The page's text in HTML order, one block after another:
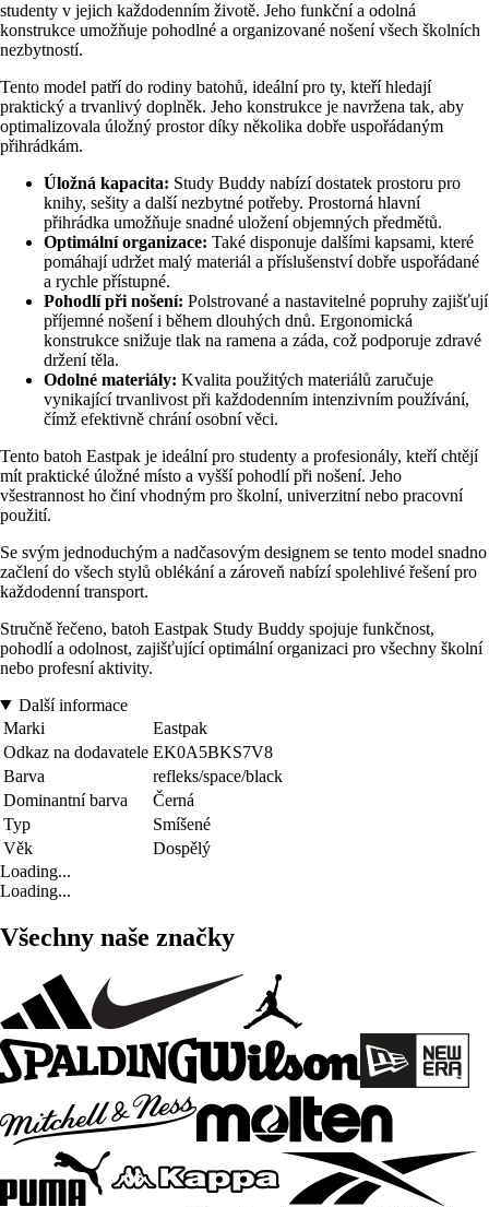
studenty v jejich každodenním životě. Jeho funkční a odolná
konstrukce umožňuje pohodlné a organizované nošení všech školních
nezbytností.
Tento model patří do rodiny batohů, ideální pro ty, kteří hledají
praktický a trvanlivý doplněk. Jeho konstrukce je navržena tak, aby
optimalizovala úložný prostor díky několika dobře uspořádaným
přihrádkám.
Úložná kapacita: Study Buddy nabízí dostatek prostoru pro
knihy, sešity a další nezbytné potřeby. Prostorná hlavní
přihrádka umožňuje snadné uložení objemných předmětů.
Optimální organizace: Také disponuje dalšími kapsami, které
pomáhají udržet malý materiál a příslušenství dobře uspořádané
a rychle přístupné.
Pohodlí při nošení: Polstrované a nastavitelné popruhy zajišťují
příjemné nošení i během dlouhých dnů. Ergonomická
konstrukce snižuje tlak na ramena a záda, což podporuje zdravé
držení těla.
Odolné materiály: Kvalita použitých materiálů zaručuje
vynikající trvanlivost při každodenním intenzivním používání,
čímž efektivně chrání osobní věci.
Tento batoh Eastpak je ideální pro studenty a profesionály, kteří chtějí
mít praktické úložné místo a vyšší pohodlí při nošení. Jeho
všestrannost ho činí vhodným pro školní, univerzitní nebo pracovní
použití.
Se svým jednoduchým a nadčasovým designem se tento model snadno
začlení do všech stylů oblékání a zároveň nabízí spolehlivé řešení pro
každodenní transport.
Stručně řečeno, batoh Eastpak Study Buddy spojuje funkčnost,
pohodlí a odolnost, zajišťující optimální organizaci pro všechny školní
nebo profesní aktivity.
Další informace
Marki
Eastpak
Odkaz na dodavatele EK0A5BKS7V8
Barva
refleks/space/black
Dominantní barva
Černá
Typ
Smíšené
Věk
Dospělý
Loading...
Loading...
Všechny naše značky